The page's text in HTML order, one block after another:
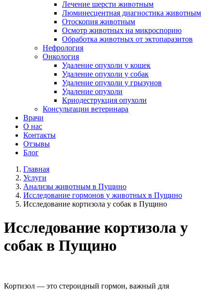
Лечение шерсти животным
Люминесцентная диагностика животным
Отоскопия животным
Осмотр животных на микроспорию
Обработка животных от эктопаразитов
Нефрология
Онкология
Удаление опухоли у кошек
Удаление опухоли у собак
Удаление опухоли у грызунов
Удаление опухоли
Криодеструкция опухоли
Консультации ветеринара
Врачи
О нас
Контакты
Отзывы
Блог
Главная
Услуги
Анализы животным в Пущино
Исследование гормонов у животных в Пущино
Исследование кортизола у собак в Пущино
Исследование кортизола у
собак в Пущино
Кортизол — это стероидный гормон, важный для